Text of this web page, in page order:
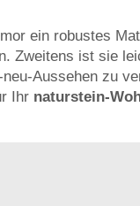
ein robustes
Zweitens ist sie
Aussehen zu
Ihr naturstein-